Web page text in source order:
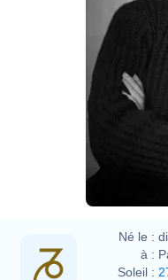
Né le :
à :
Soleil :